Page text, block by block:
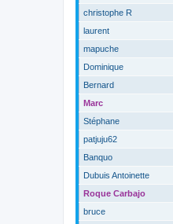
christophe R
laurent
mapuche
Dominique
Bernard
Marc
Stéphane
patjuju62
Banquo
Dubuis Antoinette
Roque Carbajo
bruce